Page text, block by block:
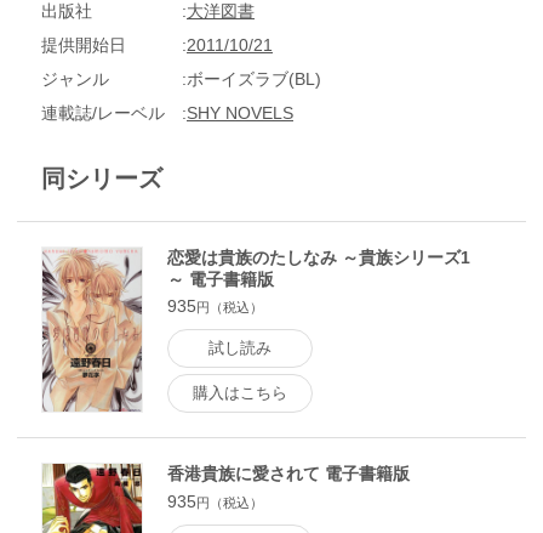
約者として扱うのか？ 疑問に思いつつも、ひとときのことと
覚悟した彩人だが、真意のわからない孝雅に惹かれながらも翻
出版社
大洋図書
提供開始日
2011/10/21
ジャンル
ボーイズラブ(BL)
連載誌/レーベル
SHY NOVELS
同シリーズ
恋愛は貴族のたしなみ ～貴族シリーズ1
～ 電子書籍版
935円（税込）
試し読み
購入はこちら
香港貴族に愛されて 電子書籍版
935円（税込）